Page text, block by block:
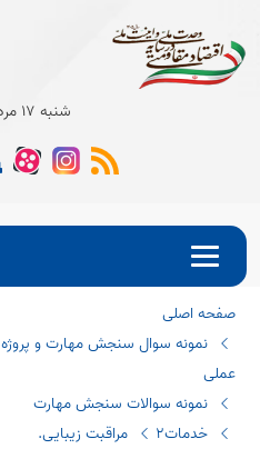
Open
Open
شنبه 17 مرداد 1405
صفحه اصلی
نمونه سوال سنجش مهارت و پروژه
عملی
نمونه سوالات سنجش مهارت
خدمات2
مراقبت زیبایی.